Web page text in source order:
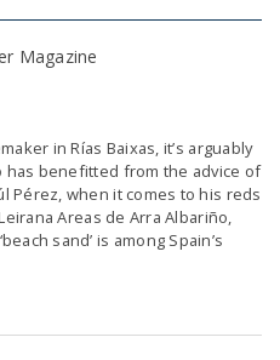
in Rías Baixas, it’s arguably
benefitted from the advice of
Pérez, when it comes to his reds
Areas de Arra Albariño,
sand’ is among Spain’s